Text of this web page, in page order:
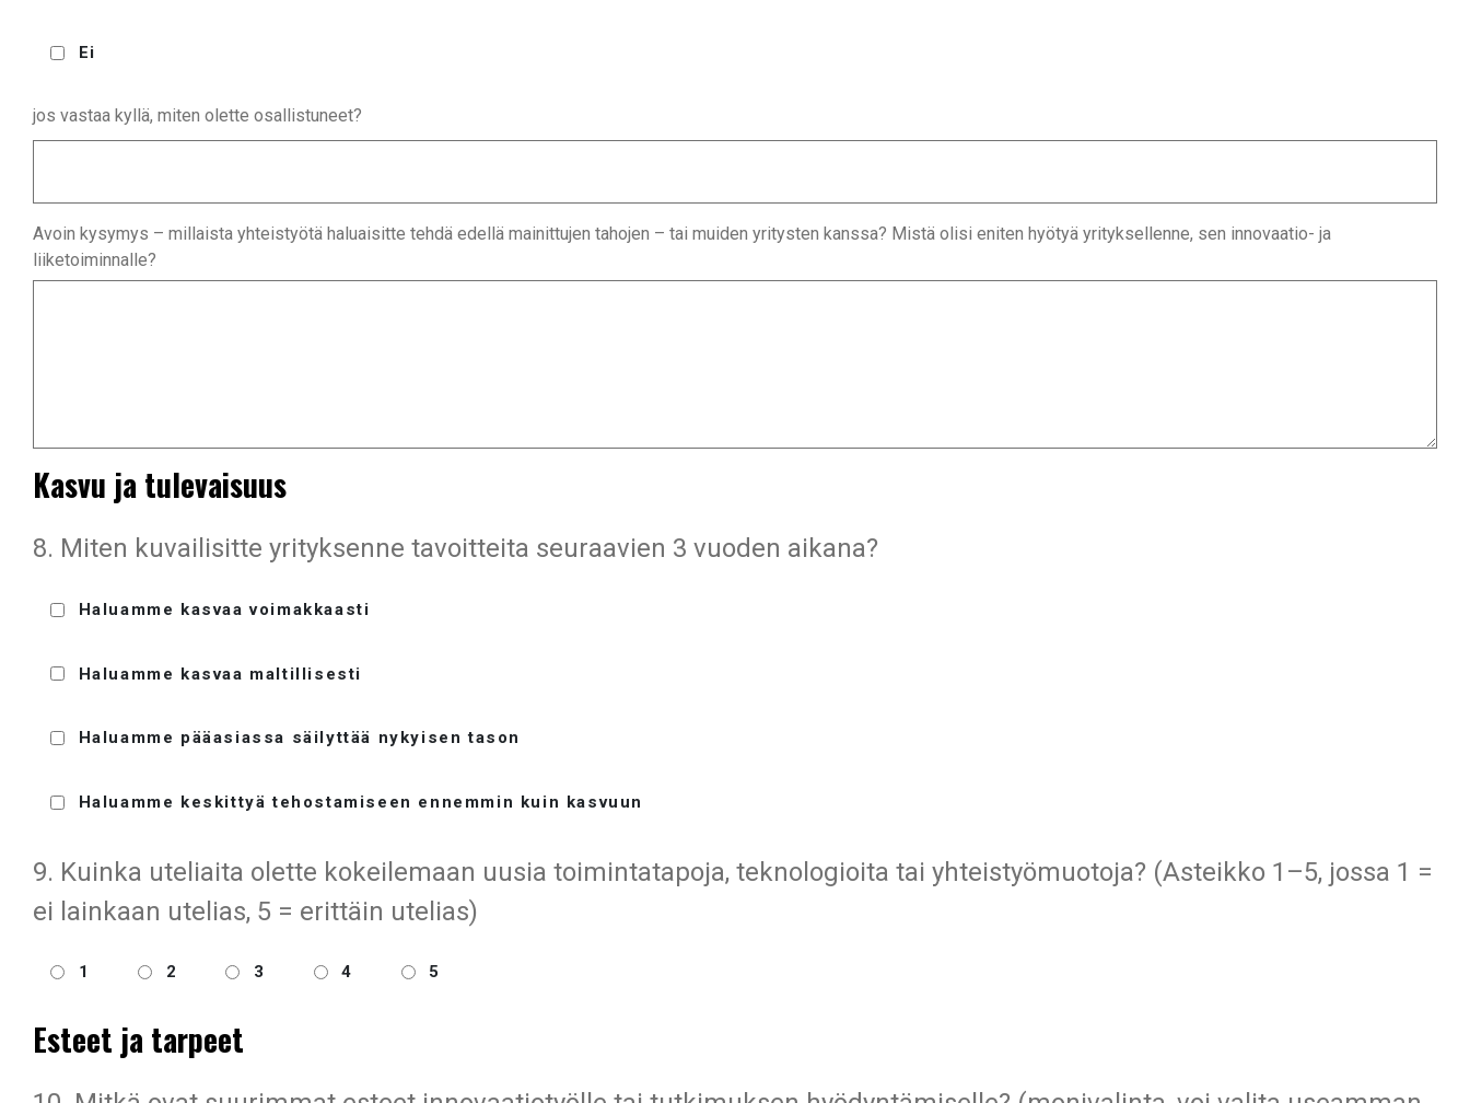
Ei
jos vastaa kyllä, miten olette osallistuneet?
Avoin kysymys – millaista yhteistyötä haluaisitte tehdä edellä mainittujen tahojen – tai muiden yritysten kanssa? Mistä olisi eniten hyötyä yrityksellenne, sen innovaatio- ja
liiketoiminnalle?
Kasvu ja tulevaisuus
8. Miten kuvailisitte yrityksenne tavoitteita seuraavien 3 vuoden aikana?
Haluamme kasvaa voimakkaasti
Haluamme kasvaa maltillisesti
Haluamme pääasiassa säilyttää nykyisen tason
Haluamme keskittyä tehostamiseen ennemmin kuin kasvuun
9. Kuinka uteliaita olette kokeilemaan uusia toimintatapoja, teknologioita tai yhteistyömuotoja? (Asteikko 1–5, jossa 1 =
ei lainkaan utelias, 5 = erittäin utelias)
1 2 3 4 5
Esteet ja tarpeet